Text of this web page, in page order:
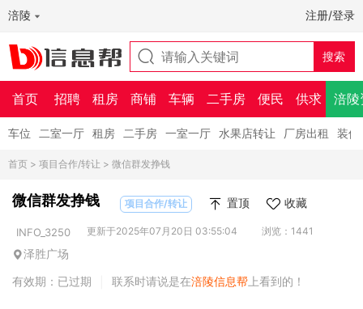
涪陵 注册/登录
首页 招聘 租房 商铺 车辆 二手房 便民 供求 涪陵
车位 二室一厅 租房 二手房 一室一厅 水果店转让 厂房出租 装修
首页 > 项目合作/转让 > 微信群发挣钱
微信群发挣钱 项目合作/转让 置顶 收藏
INFO_3250 更新于2025年07月20日 03:55:04 浏览：1441
泽胜广场
有效期：已过期
联系时请说是在涪陵信息帮 上看到的！